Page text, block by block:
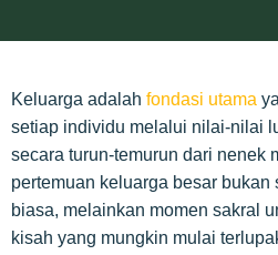
Keluarga adalah fondasi utama
setiap individu melalui nilai-nilai
secara turun-temurun dari nenek
pertemuan keluarga besar bukan
biasa, melainkan momen sakral
kisah yang mungkin mulai